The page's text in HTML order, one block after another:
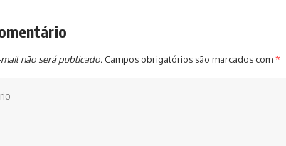
não será publicado. Campos obrigatórios são marcados com*